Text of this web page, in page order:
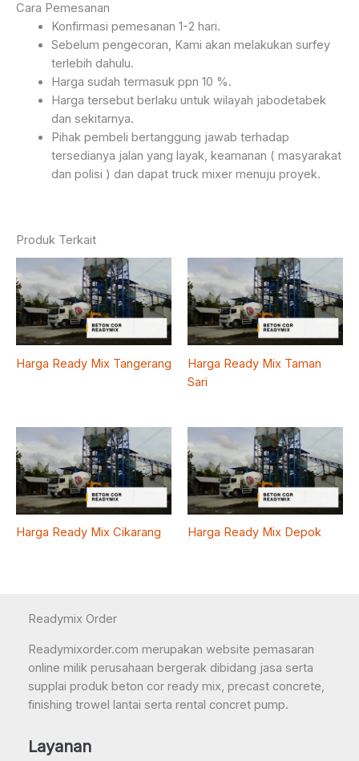
Cara Pemesanan
Konfirmasi pemesanan 1-2 hari.
Sebelum pengecoran, Kami akan melakukan surfey
terlebih dahulu.
Harga sudah termasuk ppn 10 %.
Harga tersebut berlaku untuk wilayah jabodetabek
dan sekitarnya.
Pihak pembeli bertanggung jawab terhadap
tersedianya jalan yang layak, keamanan ( masyarakat
dan polisi ) dan dapat truck mixer menuju proyek.
Produk Terkait
Harga Ready Mix Tangerang
Harga Ready Mix Taman
Sari
Harga Ready Mix Cikarang Harga Ready Mix Depok
Readymix Order
Readymixorder.com merupakan website pemasaran
online milik perusahaan bergerak dibidang jasa serta
supplai produk beton cor ready mix, precast concrete,
finishing trowel lantai serta rental concret pump.
Layanan